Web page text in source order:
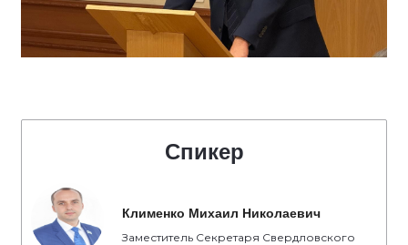
Спикер
Клименко Михаил Николаевич
Заместитель Секретаря Свердловского